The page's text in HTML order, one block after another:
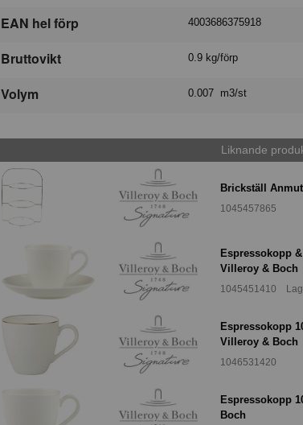
EAN hel förp 4003686375918
Bruttovikt 0.9 kg/förp
Volym 0.007 m3/st
Liknande
Brickställ
1045457865
Espressokopp
Villeroy & Boch
1045451410
Espressokopp
Villeroy & Boch
1046531420
Espressokopp
Boch